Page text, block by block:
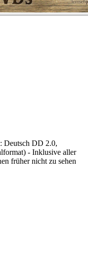
Deutsch DD 2.0,
- Inklusive aller
früher nicht zu sehen